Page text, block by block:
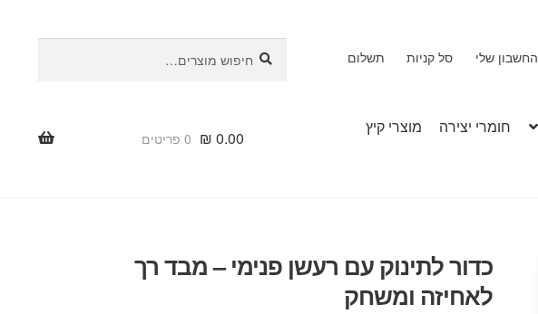
החשבון שלי סל קניות תשלום
עבור:
חומרי יצירה מוצרי קיץ
0.00
₪ 0 פריטים
כדור לתינוק עם רעשן פנימי – מבד רך
לאחיזה ומשחק